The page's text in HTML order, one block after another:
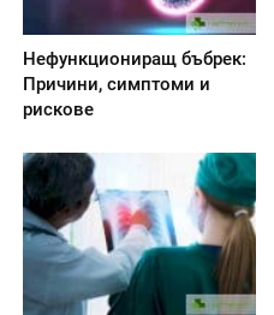
Нефункциониращ бъбрек:
Причини, симптоми и
рискове